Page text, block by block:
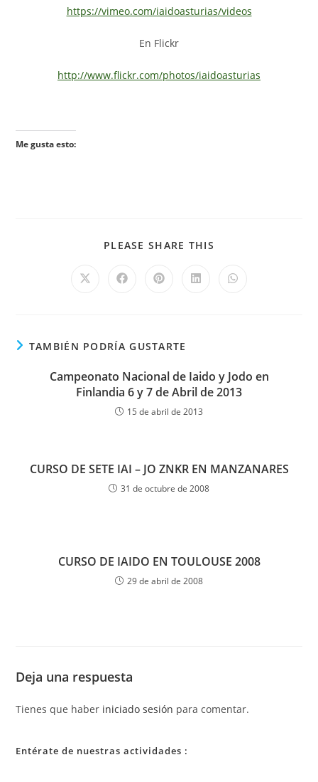
https://vimeo.com/iaidoasturias/videos
En Flickr
http://www.flickr.com/photos/iaidoasturias
Me gusta esto:
PLEASE SHARE THIS
TAMBIÉN PODRÍA GUSTARTE
Campeonato Nacional de Iaido y Jodo en
Finlandia 6 y 7 de Abril de 2013
15 de abril de 2013
CURSO DE SETE IAI – JO ZNKR EN MANZANARES
31 de octubre de 2008
CURSO DE IAIDO EN TOULOUSE 2008
29 de abril de 2008
Deja una respuesta
Tienes que haber iniciado sesión para comentar.
Entérate de nuestras actividades :